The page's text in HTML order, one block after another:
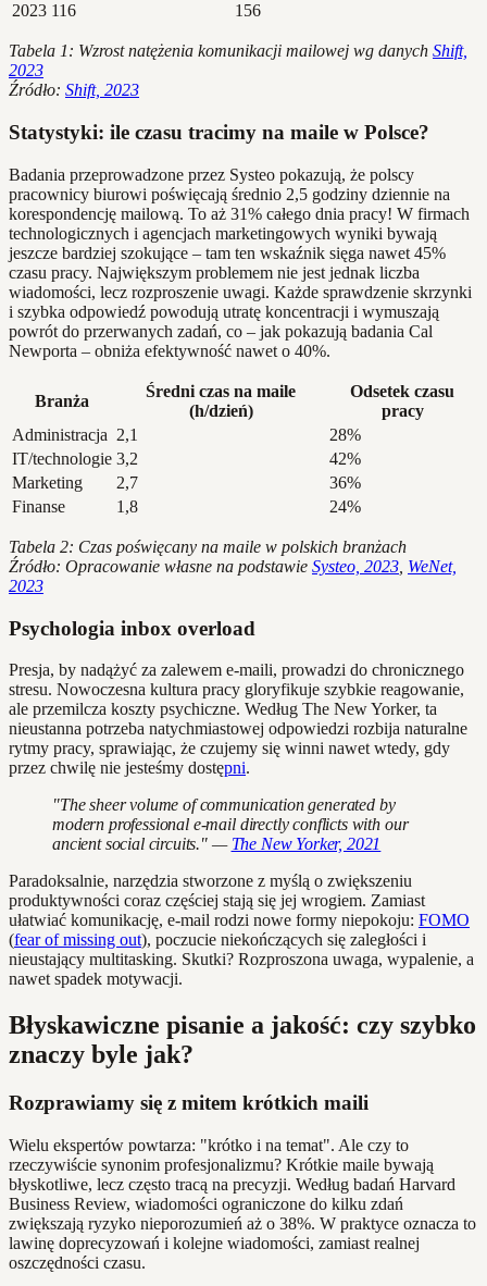
2023 116 156
Tabela 1: Wzrost natężenia komunikacji mailowej wg danych Shift,
2023
Źródło: Shift, 2023
Statystyki: ile czasu tracimy na maile w Polsce?
Badania przeprowadzone przez Systeo pokazują, że polscy
pracownicy biurowi poświęcają średnio 2,5 godziny dziennie na
korespondencję mailową. To aż 31% całego dnia pracy! W firmach
technologicznych i agencjach marketingowych wyniki bywają
jeszcze bardziej szokujące – tam ten wskaźnik sięga nawet 45%
czasu pracy. Największym problemem nie jest jednak liczba
wiadomości, lecz rozproszenie uwagi. Każde sprawdzenie skrzynki
i szybka odpowiedź powodują utratę koncentracji i wymuszają
powrót do przerwanych zadań, co – jak pokazują badania Cal
Newporta – obniża efektywność nawet o 40%.
Branża
Średni czas na maile
(h/dzień)
Odsetek czasu
pracy
Administracja 2,1
28%
IT/technologie 3,2
42%
Marketing
2,7
36%
Finanse
1,8 24%
Tabela 2: Czas poświęcany na maile w polskich branżach
Źródło: Opracowanie własne na podstawie Systeo, 2023 WeNet,
2023
Psychologia inbox overload
Presja, by nadążyć za zalewem e-maili, prowadzi do chronicznego
stresu. Nowoczesna kultura pracy gloryfikuje szybkie reagowanie,
ale przemilcza koszty psychiczne. Według The New Yorker, ta
nieustanna potrzeba natychmiastowej odpowiedzi rozbija naturalne
rytmy pracy, sprawiając, że czujemy się winni nawet wtedy, gdy
przez chwilę nie jesteśmy dostępni.
"The sheer volume of communication generated by
modern professional e-mail directly conflicts with our
ancient social circuits." — The New Yorker, 2021
Paradoksalnie, narzędzia stworzone z myślą o zwiększeniu
produktywności coraz częściej stają się jej wrogiem. Zamiast
ułatwiać komunikację, e-mail rodzi nowe formy niepokoju: FOMO
(fear of missing out), poczucie niekończących się zaległości i
nieustający multitasking. Skutki? Rozproszona uwaga, wypalenie, a
nawet spadek motywacji.
Błyskawiczne pisanie a jakość: czy szybko
znaczy byle jak?
Rozprawiamy się z mitem krótkich maili
Wielu ekspertów powtarza: "krótko i na temat". Ale czy to
rzeczywiście synonim profesjonalizmu? Krótkie maile bywają
błyskotliwe, lecz często tracą na precyzji. Według badań Harvard
Business Review, wiadomości ograniczone do kilku zdań
zwiększają ryzyko nieporozumień aż o 38%. W praktyce oznacza to
lawinę doprecyzowań i kolejne wiadomości, zamiast realnej
oszczędności czasu.